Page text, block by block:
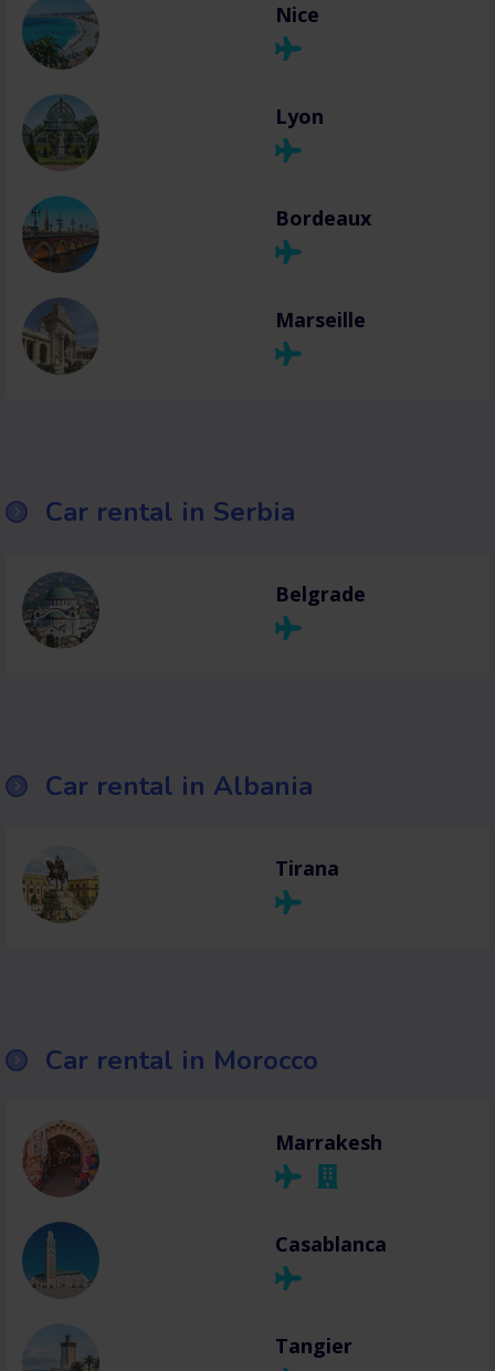
Nice
Lyon
Bordeaux
Marseille
Car rental in Serbia
Belgrade
Car rental in Albania
Tirana
Car rental in Morocco
Marrakesh
Casablanca
Tangier